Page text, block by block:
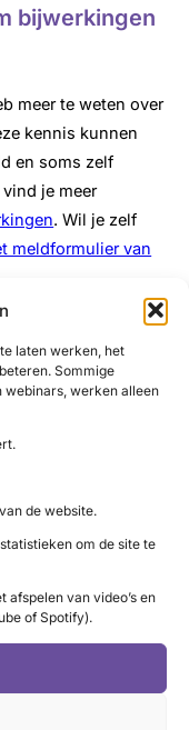
laten werken, het
Sommige
webinars, werken alleen
de website.
om de site te
afspelen van video’s en
of Spotify).
bijwerkingen
meer te weten over
kennis kunnen
en soms zelf
je meer
. Wil je zelf
meldformulier van
andere problemen
van merk,
melden via het